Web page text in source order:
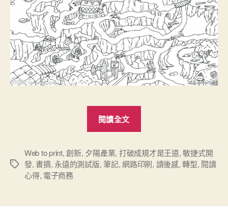
閱讀全文
刷
十
練
標
Web to print,創新, 夕陽產業, 打破成規才是王道,敏捷式開
發, 書摘,永遠的測試版,筆記,網路印刷, 讀後感,轉型, 閱讀
心得, 電子商務